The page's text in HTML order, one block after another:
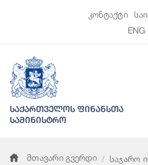
კონტაქტი
ENG
საქართველოს ფინანსთა
სამინისტრო
მთავარი გვერდი
საჯარო